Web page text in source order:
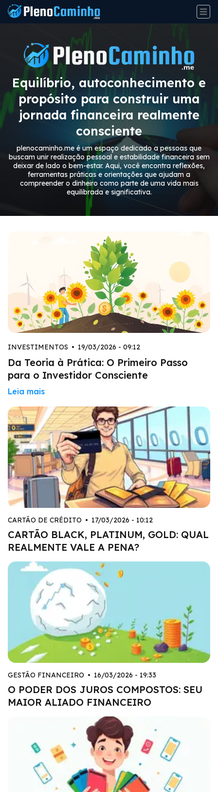
Equilíbrio, autoconhecimento e
propósito para construir uma
jornada financeira realmente
consciente
plenocaminho.me é um espaço dedicado a pessoas que
buscam unir realização pessoal e estabilidade financeira sem
deixar de lado o bem-estar. Aqui, você encontra reflexões,
ferramentas práticas e orientações que ajudam a
compreender o dinheiro como parte de uma vida mais
equilibrada e significativa.
INVESTIMENTOS • 19/03/2026 - 09:12
Da Teoria à Prática: O Primeiro Passo
para o Investidor Consciente
Leia mais
CARTÃO DE CRÉDITO • 17/03/2026 - 10:12
CARTÃO BLACK, PLATINUM, GOLD: QUAL
REALMENTE VALE A PENA?
GESTÃO FINANCEIRO • 16/03/2026 - 19:33
O PODER DOS JUROS COMPOSTOS: SEU
MAIOR ALIADO FINANCEIRO